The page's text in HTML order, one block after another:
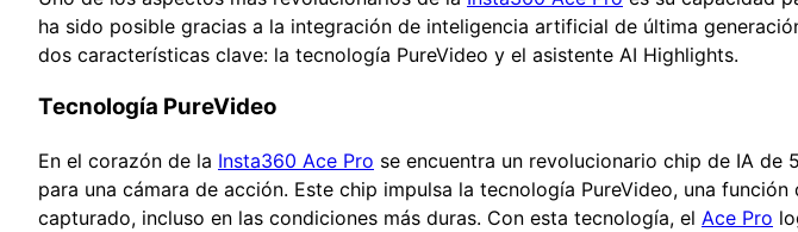
ha sido posible gracias a la integración de inteligencia artificial de última
dos características clave: la tecnología PureVideo y el asistente AI Highlights.
Tecnología PureVideo
En el corazón de la Insta360 Ace Pro se encuentra un revolucionario chip de IA
para una cámara de acción. Este chip impulsa la tecnología PureVideo, una
capturado, incluso en las condiciones más duras. Con esta tecnología, el Ace Pro